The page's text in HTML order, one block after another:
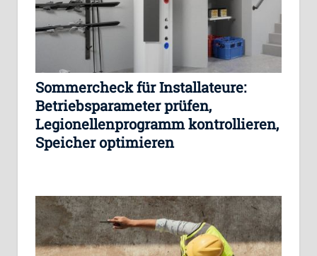
Sommercheck für Installateure:
Betriebsparameter prüfen,
Legionellenprogramm kontrollieren,
Speicher optimieren